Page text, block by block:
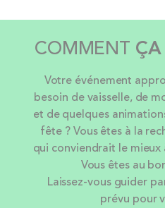
COMMENT
Votre événement
besoin de vaisselle, de
et de quelques
fête ? Vous êtes à la
qui conviendrait le
Vous êtes au
Laissez-vous guider
prévu pour